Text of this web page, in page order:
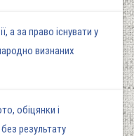
а за право існувати у
визнаних
обіцянки і
результату